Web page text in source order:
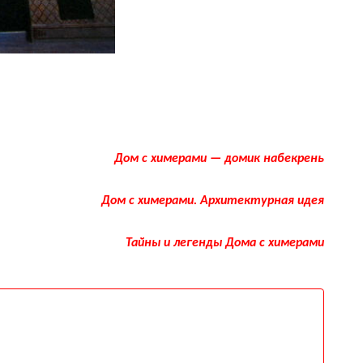
Дом с химерами — домик набекрень
Дом с химерами. Архитектурная идея
Тайны и легенды Дома с химерами